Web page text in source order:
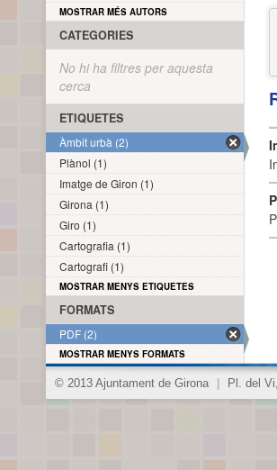
MOSTRAR MÉS AUTORS
CATEGORIES
No hi ha filtres per aquesta
cerca
ETIQUETES
Àmbit urbà (2)
Plànol (1)
Imatge de Giron (1)
Girona (1)
Giro (1)
Cartografia (1)
Cartografi (1)
MOSTRAR MENYS ETIQUETES
FORMATS
PDF (2)
MOSTRAR MENYS FORMATS
© 2013 Ajuntament de Girona Pl. del